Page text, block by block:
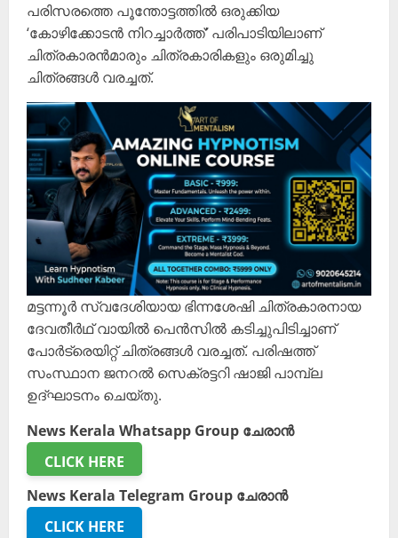
പരിസരത്തെ പൂന്തോട്ടത്തിൽ ഒരുക്കിയ
‘കോഴിക്കോടൻ നിറച്ചാർത്ത്’ പരിപാടിയിലാണ്
ചിത്രകാരൻമാരും ചിത്രകാരികളും ഒരുമിച്ചു
ചിത്രങ്ങൾ വരച്ചത്.
മട്ടന്നൂർ സ്വദേശിയായ ഭിന്നശേഷി ചിത്രകാരനായ
ദേവതീർഥ് വായിൽ പെൻസിൽ കടിച്ചുപിടിച്ചാണ്
പോർട്രെയിറ്റ് ചിത്രങ്ങൾ വരച്ചത്. പരിഷത്ത്
സംസ്ഥാന ജനറൽ സെക്രട്ടറി ഷാജി പാമ്പ്ല
ഉദ്ഘാടനം ചെയ്തു.
News Kerala Whatsapp Group ചേരാൻ
CLICK HERE
News Kerala Telegram Group ചേരാൻ
CLICK HERE